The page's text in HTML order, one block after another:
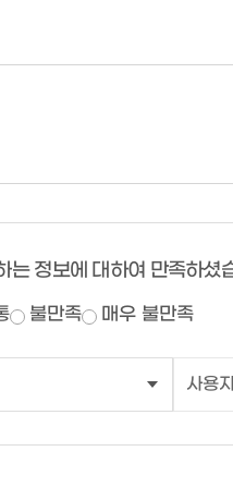
는 정보에 대하여 만족하셨
불만족 매우 불만족